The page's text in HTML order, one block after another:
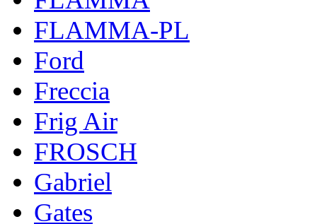
FLAMMA-PL
Ford
Freccia
Frig Air
FROSCH
Gabriel
Gates